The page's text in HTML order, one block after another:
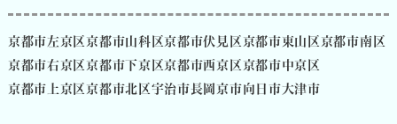
京都市左京区京都市山科区京都市伏見区京都市東山区京都市南区
京都市右京区京都市下京区京都市西京区京都市中京区
京都市上京区京都市北区宇治市長岡京市向日市大津市